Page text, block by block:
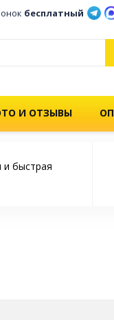
бесплатный
И ОТЗЫВЫ
и быстрая